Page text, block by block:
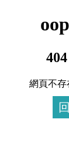
網頁不存